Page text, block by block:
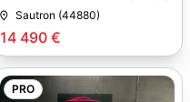
14 490 €
Sautron (44880)
PRO